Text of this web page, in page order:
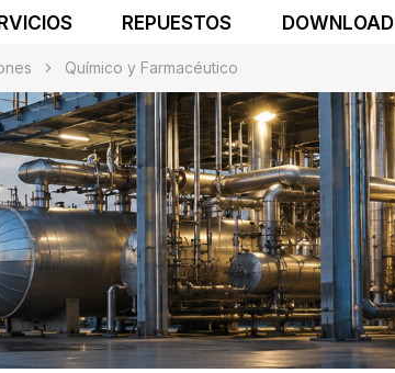
REPUESTOS DOWNLOAD
Químico y Farmacéutico